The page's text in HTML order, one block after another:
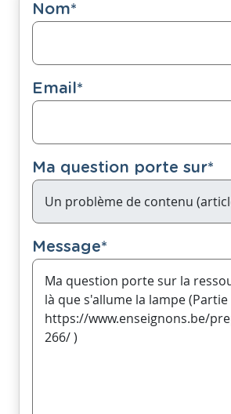
Nom*
Email*
Ma question porte sur*
Message*